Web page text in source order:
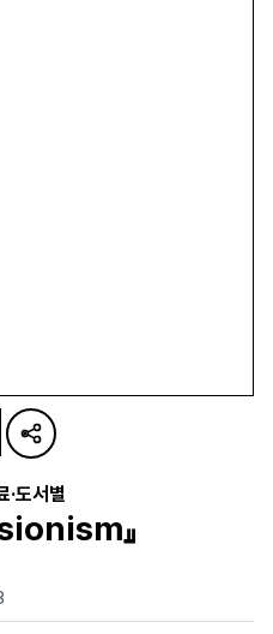
·도서별
』